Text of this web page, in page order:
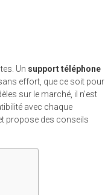
Un support téléphone
effort, que ce soit pour
sur le marché, il n’est
avec chaque
propose des conseils